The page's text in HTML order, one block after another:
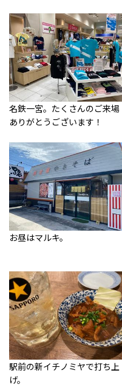
名鉄一宮。たくさんのご来場
ありがとうございます！
お昼はマルキ。
駅前の新イチノミヤで打ち上
げ。